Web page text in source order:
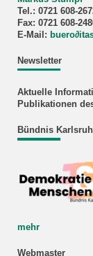
Tel.: 0721 608-
Fax: 0721 608-
E-Mail: buero∂
Newsletter
Aktuelle
Publikationen
Bündnis
mehr
Webmaster